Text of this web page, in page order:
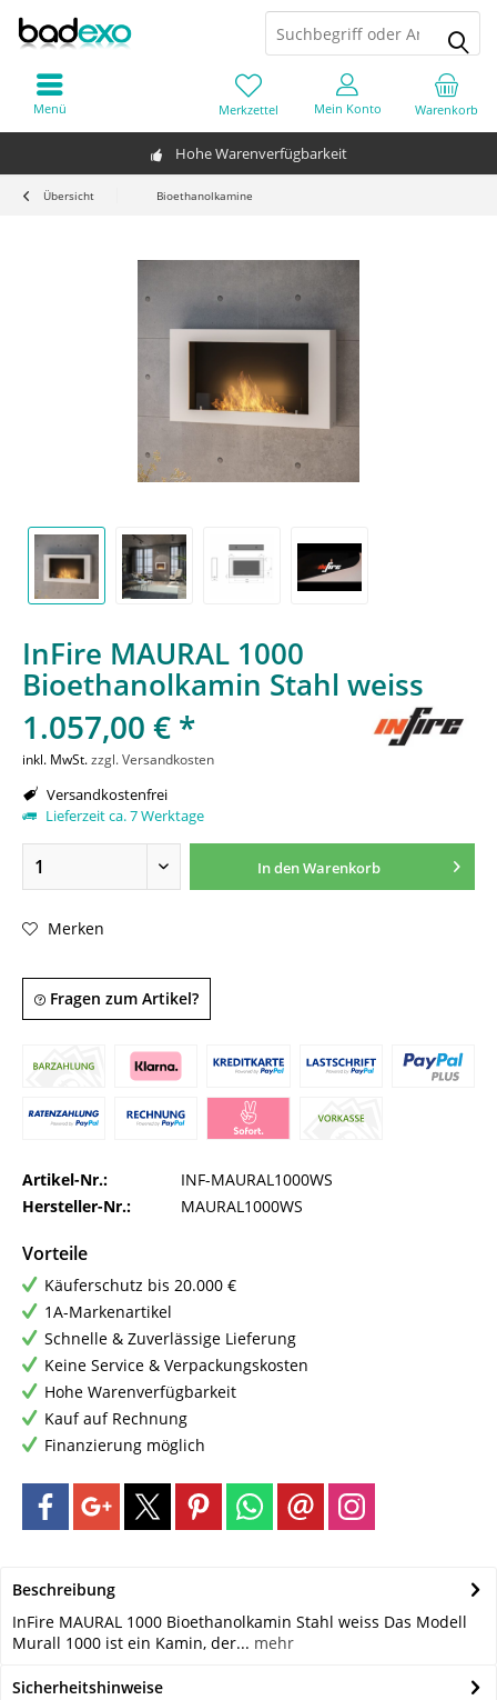
Hohe Warenverfügbarkeit
Warenkorb
Merkzettel Mein Konto
Menü
Übersicht Bioethanolkamine
InFire MAURAL 1000
Bioethanolkamin Stahl weiss
1.057,00 € *
inkl. MwSt.zzgl. Versandkosten
Versandkostenfrei
Lieferzeit ca. 7 Werktage
In denWarenkorb
Merken
Fragen zum Artikel?
Artikel-Nr.:
INF-MAURAL1000WS
Hersteller-Nr.:
MAURAL1000WS
Vorteile
Käuferschutz bis 20.000 €
1A-Markenartikel
Schnelle & Zuverlässige Lieferung
Keine Service & Verpackungskosten
Hohe Warenverfügbarkeit
Kauf auf Rechnung
Finanzierung möglich
Beschreibung
InFire MAURAL 1000 Bioethanolkamin Stahl weiss Das Modell
Murall 1000 ist ein Kamin, der... mehr
Sicherheitshinweise